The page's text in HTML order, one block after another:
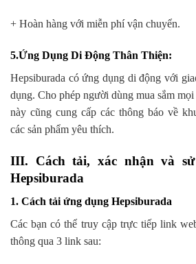
+ Hoàn hàng với miễn phí vận chuyển.
5.Ứng Dụng Di Động Thân Thiện:
Hepsiburada có ứng dụng di động với
dụng. Cho phép người dùng mua sắm
này cũng cung cấp các thông báo về
các sản phẩm yêu thích.
III. Cách tải, xác nhận và
Hepsiburada
1. Cách tải ứng dụng Hepsiburada
Các bạn có thể truy cập trực tiếp link
thông qua 3 link sau: